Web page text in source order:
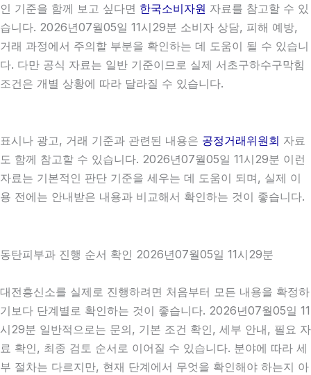
인 기준을 함께 보고 싶다면 한국소비자원 자료를 참고할 수 있
습니다. 2026년07월05일 11시29분 소비자 상담, 피해 예방,
거래 과정에서 주의할 부분을 확인하는 데 도움이 될 수 있습니
다. 다만 공식 자료는 일반 기준이므로 실제 서초구하수구막힘
조건은 개별 상황에 따라 달라질 수 있습니다.
표시나 광고, 거래 기준과 관련된 내용은 공정거래위원회 자료
도 함께 참고할 수 있습니다. 2026년07월05일 11시29분 이런
자료는 기본적인 판단 기준을 세우는 데 도움이 되며, 실제 이
용 전에는 안내받은 내용과 비교해서 확인하는 것이 좋습니다.
동탄피부과 진행 순서 확인 2026년07월05일 11시29분
대전흥신소를 실제로 진행하려면 처음부터 모든 내용을 확정하
기보다 단계별로 확인하는 것이 좋습니다. 2026년07월05일 11
시29분 일반적으로는 문의, 기본 조건 확인, 세부 안내, 필요 자
료 확인, 최종 검토 순서로 이어질 수 있습니다. 분야에 따라 세
부 절차는 다르지만, 현재 단계에서 무엇을 확인해야 하는지 아